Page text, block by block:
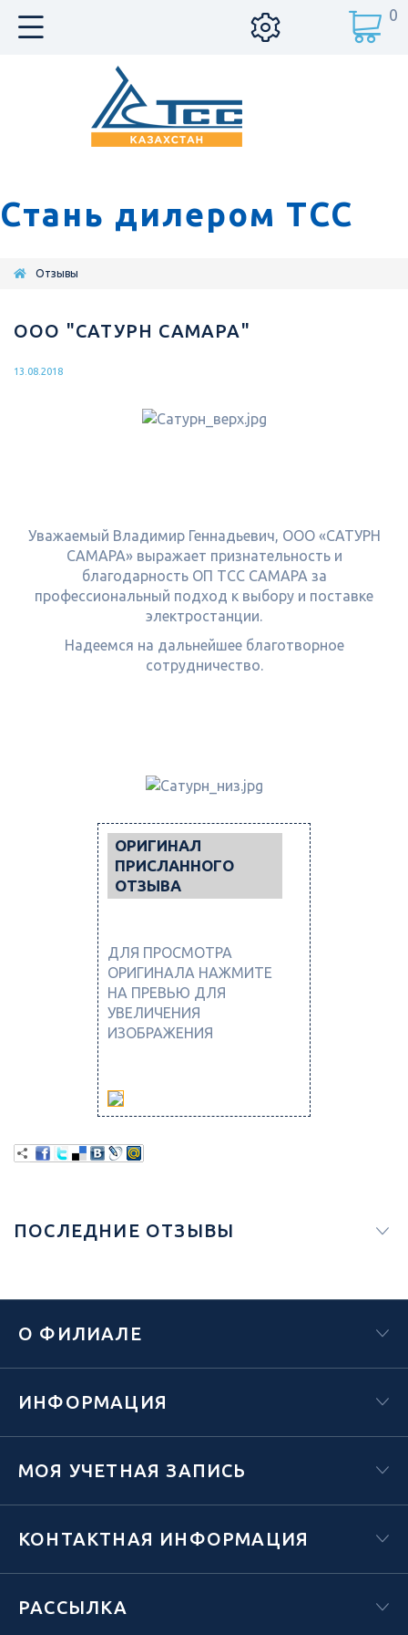
Стань дилером ТСС
0
Отзывы
ООО "САТУРН САМАРА"
13.08.2018
Уважаемый Владимир Геннадьевич, ООО «САТУРН
САМАРА» выражает признательность и
благодарность ОП ТСС САМАРА за
профессиональный подход к выбору и поставке
электростанции.
Надеемся на дальнейшее благотворное
сотрудничество.
ОРИГИНАЛ
ПРИСЛАННОГО
ОТЗЫВА
ДЛЯ ПРОСМОТРА
ОРИГИНАЛА НАЖМИТЕ
НА ПРЕВЬЮ ДЛЯ
УВЕЛИЧЕНИЯ
ИЗОБРАЖЕНИЯ
ПОСЛЕДНИЕ ОТЗЫВЫ
О ФИЛИАЛЕ
ИНФОРМАЦИЯ
МОЯ УЧЕТНАЯ ЗАПИСЬ
КОНТАКТНАЯ ИНФОРМАЦИЯ
РАССЫЛКА